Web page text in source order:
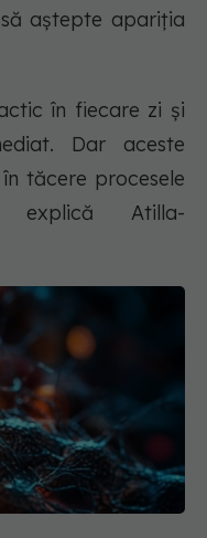
aștepte apariția
în fiecare zi și
Dar aceste
tăcere procesele
explică Atilla-